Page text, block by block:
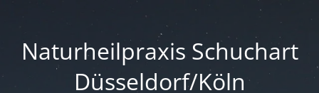
Naturheilpraxis Schuchart
Düsseldorf/Köln